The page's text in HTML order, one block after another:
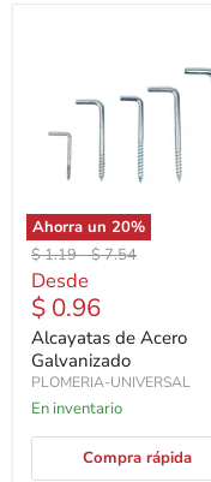
Ahorra un 20%
Precio
original
$ 1.19-Precio
$ 7.54
Desde
$ 0.96
Alcayatas de Acero
Galvanizado
PLOMERIA-UNIVERSAL
En inventario
Compra rápida